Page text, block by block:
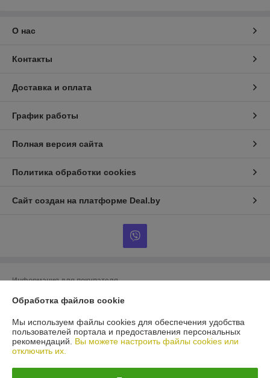
О нас
Контакты
Доставка и оплата
График работы
Полная версия сайта
Политика обработки cookies
Сайт создан на платформе Deal.by
Информация для покупателя
Юридическое лицо:ООО «БигВал»
Регистрационный номер ЕГР: 193084737
УНП: 193084737
Регистрационный орган: Минский горисполком
Обработка файлов cookie
Мы используем файлы cookies для обеспечения удобства
пользователей портала и предоставления персональных
рекомендаций. Вы можете настроить файлы cookies или
отключить их.